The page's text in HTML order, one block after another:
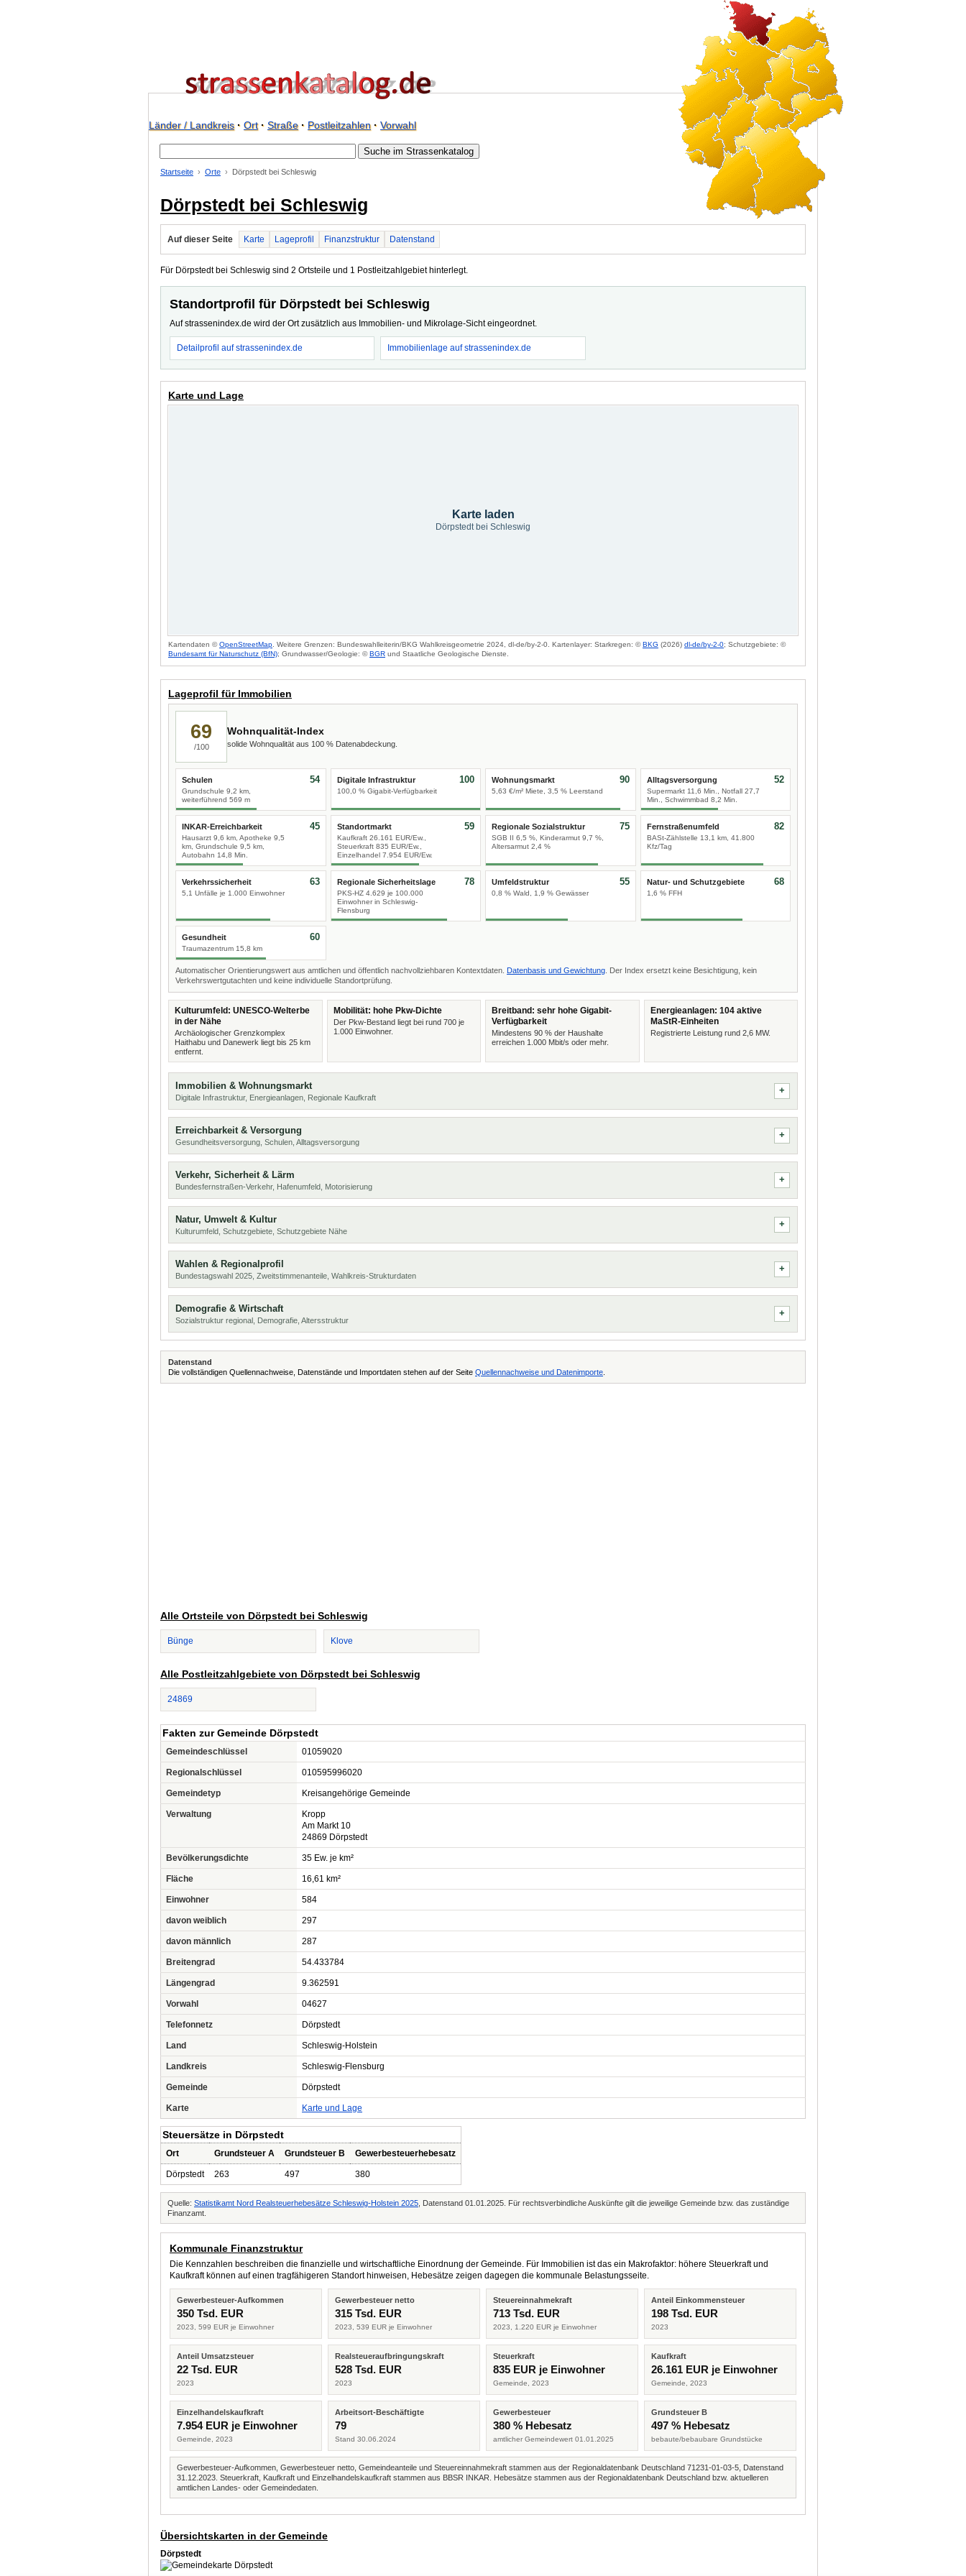
Länder / Landkreis· Ort· Straße· Postleitzahlen· Vorwahl
Startseite Orte Dörpstedt bei Schleswig
Dörpstedt bei Schleswig
Auf dieser Seite Karte Lageprofil Finanzstruktur Datenstand
Für Dörpstedt bei Schleswig sind 2 Ortsteile und 1 Postleitzahlgebiet hinterlegt.
Standortprofil für Dörpstedt bei Schleswig
Auf strassenindex.de wird der Ort zusätzlich aus Immobilien- und Mikrolage-Sicht eingeordnet.
Detailprofil auf strassenindex.de Immobilienlage auf strassenindex.de
Karte und Lage
Karte laden
Dörpstedt bei Schleswig
Kartendaten ©OpenStreetMap . Weitere Grenzen: Bundeswahlleiterin/BKG Wahlkreisgeometrie 2024, dl-de/by-2-0. Kartenlayer: Starkregen: ©BKG (2026) dl-de/by-2-0; Schutzgebiete: ©
Bundesamt für Naturschutz (BfN); Grundwasser/Geologie: ©BGR und Staatliche Geologische Dienste.
Lageprofil für Immobilien
69
/100
Wohnqualität-Index
solide Wohnqualität aus 100 % Datenabdeckung.
Schulen
Grundschule 9,2 km,
weiterführend 569 m
54 Digitale Infrastruktur
100,0 % Gigabit-Verfügbarkeit
100 Wohnungsmarkt
5,63 €/m² Miete, 3,5 % Leerstand
90 Alltagsversorgung
Supermarkt 11,6 Min., Notfall 27,7
Min., Schwimmbad 8,2 Min.
52
INKAR-Erreichbarkeit
Hausarzt 9,6 km, Apotheke 9,5
km, Grundschule 9,5 km,
Autobahn 14,8 Min.
45 Standortmarkt
Kaufkraft 26.161 EUR/Ew.,
Steuerkraft 835 EUR/Ew.,
Einzelhandel 7.954 EUR/Ew.
59 Regionale Sozialstruktur
SGB II 6,5 %, Kinderarmut 9,7 %,
Altersarmut 2,4 %
75 Fernstraßenumfeld
BASt-Zählstelle 13,1 km, 41.800
Kfz/Tag
82
Verkehrssicherheit
5,1 Unfälle je 1.000 Einwohner
63 Regionale Sicherheitslage
PKS-HZ 4.629 je 100.000
Einwohner in Schleswig-
Flensburg
78 Umfeldstruktur
0,8 % Wald, 1,9 % Gewässer
55 Natur- und Schutzgebiete
1,6 % FFH
68
Gesundheit
Traumazentrum 15,8 km
60
Automatischer Orientierungswert aus amtlichen und öffentlich nachvollziehbaren Kontextdaten. Datenbasis und Gewichtung . Der Index ersetzt keine Besichtigung, kein
Verkehrswertgutachten und keine individuelle Standortprüfung.
Kulturumfeld: UNESCO-Welterbe
in der Nähe
Archäologischer Grenzkomplex
Haithabu und Danewerk liegt bis 25 km
entfernt.
Mobilität: hohe Pkw-Dichte
Der Pkw-Bestand liegt bei rund 700 je
1.000 Einwohner.
Breitband: sehr hohe Gigabit-
Verfügbarkeit
Mindestens 90 % der Haushalte
erreichen 1.000 Mbit/s oder mehr.
Energieanlagen: 104 aktive
MaStR-Einheiten
Registrierte Leistung rund 2,6 MW.
Immobilien & Wohnungsmarkt
Digitale Infrastruktur, Energieanlagen, Regionale Kaufkraft
Erreichbarkeit & Versorgung
Gesundheitsversorgung, Schulen, Alltagsversorgung
Verkehr, Sicherheit & Lärm
Bundesfernstraßen-Verkehr, Hafenumfeld, Motorisierung
Natur, Umwelt & Kultur
Kulturumfeld, Schutzgebiete, Schutzgebiete Nähe
Wahlen & Regionalprofil
Bundestagswahl 2025, Zweitstimmenanteile, Wahlkreis-Strukturdaten
Demografie & Wirtschaft
Sozialstruktur regional, Demografie, Altersstruktur
Datenstand
Die vollständigen Quellennachweise, Datenstände und Importdaten stehen auf der Seite Quellennachweise und Datenimporte
Alle Ortsteile von Dörpstedt bei Schleswig
Bünge Klove
Alle Postleitzahlgebiete von Dörpstedt bei Schleswig
24869
Fakten zur Gemeinde Dörpstedt
Gemeindeschlüssel 01059020
Regionalschlüssel 010595996020
Gemeindetyp Kreisangehörige Gemeinde
Verwaltung
Kropp
Am Markt 10
24869 Dörpstedt
Bevölkerungsdichte 35 Ew. je km²
Fläche 16,61 km²
Einwohner 584
davon weiblich 297
davon männlich 287
Breitengrad 54.433784
Längengrad 9.362591
Vorwahl 04627
Telefonnetz Dörpstedt
Land Schleswig-Holstein
Landkreis Schleswig-Flensburg
Gemeinde Dörpstedt
Karte Karte und Lage
Steuersätze in Dörpstedt
Ort Grundsteuer A Grundsteuer B Gewerbesteuerhebesatz
Dörpstedt 263 497 380
Quelle: Statistikamt Nord Realsteuerhebesätze Schleswig-Holstein 2025 , Datenstand 01.01.2025. Für rechtsverbindliche Auskünfte gilt die jeweilige Gemeinde bzw. das zuständige
Finanzamt.
Kommunale Finanzstruktur
Die Kennzahlen beschreiben die finanzielle und wirtschaftliche Einordnung der Gemeinde. Für Immobilien ist das ein Makrofaktor: höhere Steuerkraft und
Kaufkraft können auf einen tragfähigeren Standort hinweisen, Hebesätze zeigen dagegen die kommunale Belastungsseite.
Gewerbesteuer-Aufkommen
350 Tsd. EUR
2023, 599 EUR je Einwohner
Gewerbesteuer netto
315 Tsd. EUR
2023, 539 EUR je Einwohner
Steuereinnahmekraft
713 Tsd. EUR
2023, 1.220 EUR je Einwohner
Anteil Einkommensteuer
198 Tsd. EUR
2023
Anteil Umsatzsteuer
22 Tsd. EUR
2023
Realsteueraufbringungskraft
528 Tsd. EUR
2023
Steuerkraft
835 EUR je Einwohner
Gemeinde, 2023
Kaufkraft
26.161 EUR je Einwohner
Gemeinde, 2023
Einzelhandelskaufkraft
7.954 EUR je Einwohner
Gemeinde, 2023
Arbeitsort-Beschäftigte
79
Stand 30.06.2024
Gewerbesteuer
380 % Hebesatz
amtlicher Gemeindewert 01.01.2025
Grundsteuer B
497 % Hebesatz
bebaute/bebaubare Grundstücke
Gewerbesteuer-Aufkommen, Gewerbesteuer netto, Gemeindeanteile und Steuereinnahmekraft stammen aus der Regionaldatenbank Deutschland 71231-01-03-5, Datenstand
31.12.2023. Steuerkraft, Kaufkraft und Einzelhandelskaufkraft stammen aus BBSR INKAR. Hebesätze stammen aus der Regionaldatenbank Deutschland bzw. aktuelleren
amtlichen Landes- oder Gemeindedaten.
Übersichtskarten in der Gemeinde
Dörpstedt